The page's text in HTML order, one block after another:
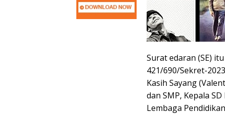
Surat edaran (SE)
421/690/Sekret-
Kasih Sayang
dan SMP, Kepala
Lembaga